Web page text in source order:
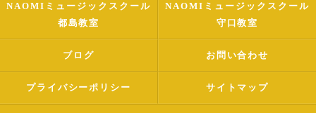
NAOMIミュージックスクール
都島教室
NAOMIミュージックスクール
守口教室
ブログ お問い合わせ
プライバシーポリシー サイトマップ